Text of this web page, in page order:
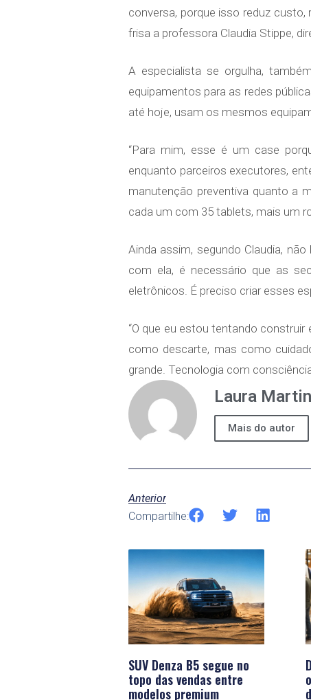
conversa, porque isso reduz
frisa a professora Claudia Stippe,
A especialista se orgulha,
equipamentos para as redes
até hoje, usam os mesmos
“Para mim, esse é um case
enquanto parceiros executores,
manutenção preventiva quanto a
cada um com 35 tablets, mais um
Ainda assim, segundo Claudia,
com ela, é necessário que as
eletrônicos. É preciso criar esses
“O que eu estou tentando
como descarte, mas como
grande. Tecnologia com
Laura
Mais do autor
Anterior
Compartilhe:
SUV Denza B5 segue no
topo das vendas entre
modelos premium